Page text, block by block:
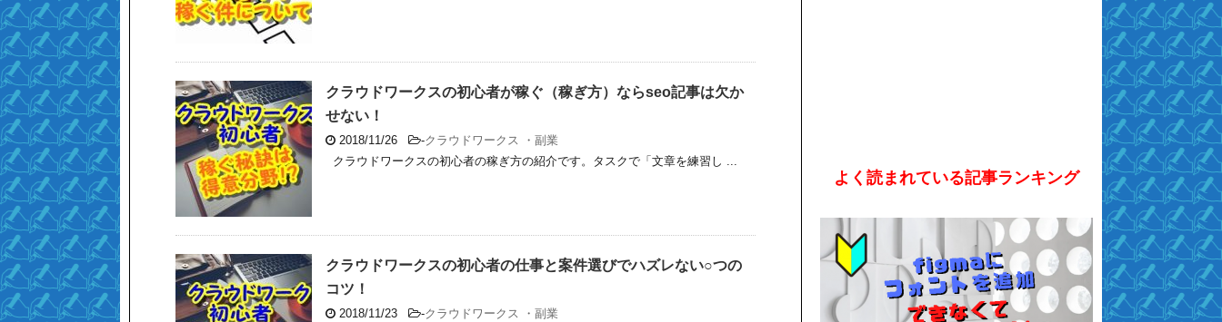
クラウドワークスの初心者が稼ぐ（稼ぎ方）ならseo記事は欠か
せない！
2018/11/26 -クラウドワークス ・副業
クラウドワークスの初心者の稼ぎ方の紹介です。タスクで「文章を練習し ...
クラウドワークスの初心者の仕事と案件選びでハズレない○つの
コツ！
2018/11/23 -クラウドワークス ・副業
よく読まれている記事ランキング